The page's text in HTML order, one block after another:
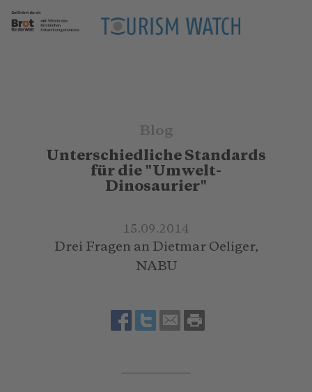
Blog
Unterschiedliche Standards
für die "Umwelt-
Dinosaurier"
15.09.2014
Drei Fragen an Dietmar Oeliger,
NABU